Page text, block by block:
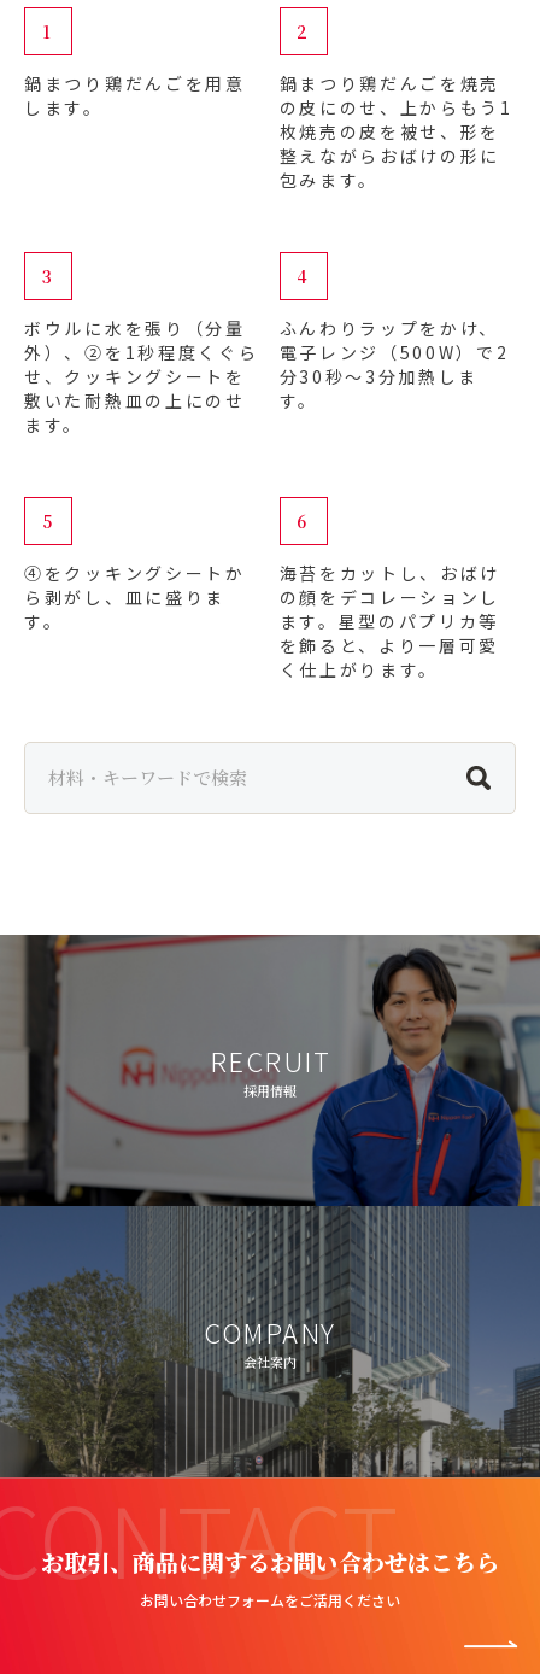
1
鍋まつり鶏だんごを用意
します。
2
鍋まつり鶏だんごを焼売
の皮にのせ、上からもう1
枚焼売の皮を被せ、形を
整えながらおばけの形に
包みます。
3
ボウルに水を張り（分量
外）、②を1秒程度くぐら
せ、クッキングシートを
敷いた耐熱皿の上にのせ
ます。
4
ふんわりラップをかけ、
電子レンジ（500W）で2
分30秒～3分加熱しま
す。
5
④をクッキングシートか
ら剥がし、皿に盛りま
す。
6
海苔をカットし、おばけ
の顔をデコレーションし
ます。星型のパプリカ等
を飾ると、より一層可愛
く仕上がります。
RECRUIT
採用情報
COMPANY
会社案内
お取引、商品に関するお問い合わせはこちら
お問い合わせフォームをご活用ください